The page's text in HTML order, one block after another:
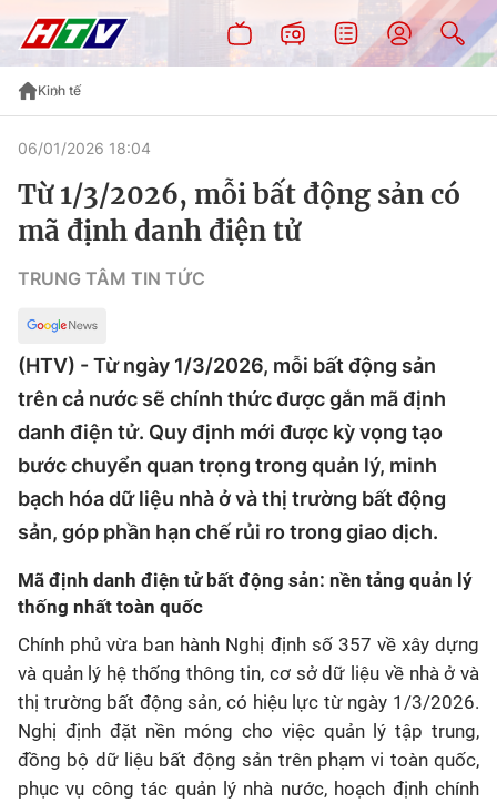
Kinh tế
06/01/2026 18:04
Từ 1/3/2026, mỗi bất động sản có
mã định danh điện tử
TRUNG TÂM TIN TỨC
(HTV) - Từ ngày 1/3/2026, mỗi bất động sản
trên cả nước sẽ chính thức được gắn mã định
danh điện tử. Quy định mới được kỳ vọng tạo
bước chuyển quan trọng trong quản lý, minh
bạch hóa dữ liệu nhà ở và thị trường bất động
sản, góp phần hạn chế rủi ro trong giao dịch.
Mã định danh điện tử bất động sản: nền tảng quản lý
thống nhất toàn quốc
Chính phủ vừa ban hành Nghị định số 357 về xây dựng
và quản lý hệ thống thông tin, cơ sở dữ liệu về nhà ở và
thị trường bất động sản, có hiệu lực từ ngày 1/3/2026.
Nghị định đặt nền móng cho việc quản lý tập trung,
đồng bộ dữ liệu bất động sản trên phạm vi toàn quốc,
phục vụ công tác quản lý nhà nước, hoạch định chính